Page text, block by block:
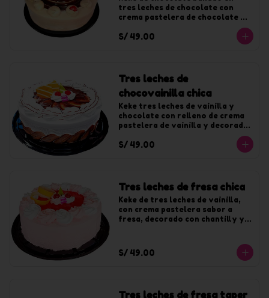
tres leches de chocolate con
crema pastelera de chocolate y
chocolate. Para 10 tajadas
S/ 49.00
Tres leches de
chocovainilla chica
Keke tres leches de vainilla y
chocolate con relleno de crema
pastelera de vainilla y decorado
Para 10 tajadas
S/ 49.00
Tres leches de fresa chica
Keke de tres leches de vainilla,
con crema pastelera sabor a
fresa, decorado con chantilly y
S/ 49.00
Tres leches de fresa taper